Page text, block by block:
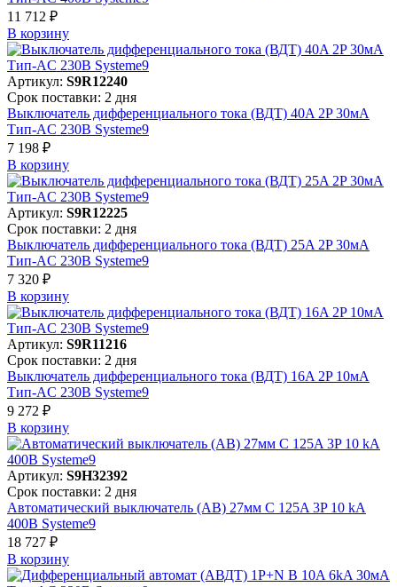
11 712 ₽
В корзинy
Артикул: S9R12240
Срок поставки: 2 дня
Выключатель дифференциального тока (ВДТ) 40A 2P 30мА
Тип-AC 230В Systeme9
7 198 ₽
В корзинy
Артикул: S9R12225
Срок поставки: 2 дня
Выключатель дифференциального тока (ВДТ) 25A 2P 30мА
Тип-AC 230В Systeme9
7 320 ₽
В корзинy
Артикул: S9R11216
Срок поставки: 2 дня
Выключатель дифференциального тока (ВДТ) 16A 2P 10мА
Тип-AC 230В Systeme9
9 272 ₽
В корзинy
Артикул: S9H32392
Срок поставки: 2 дня
Автоматический выключатель (АВ) 27мм C 125A 3P 10 kA
400В Systeme9
18 727 ₽
В корзинy